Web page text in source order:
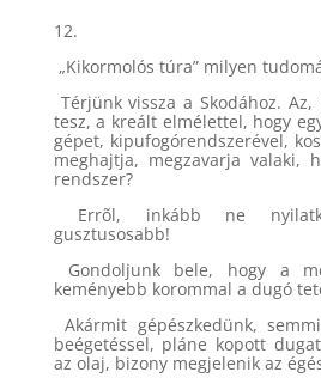
12.
„Kikormolós túra” milyen
Térjünk vissza a Skodához.
tesz, a kreált elmélettel, hogy
gépet, kipufogórendszerével,
meghajtja, megzavarja valaki,
rendszer?
Errõl, inkább ne
gusztusosabb!
Gondoljunk bele, hogy a
keményebb korommal a dugó
Akármit gépészkedünk,
beégetéssel, pláne kopott
az olaj, bizony megjelenik az